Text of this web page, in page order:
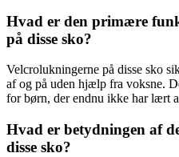
Hvad er den primære
på disse sko?
Velcrolukningerne på disse sko
af og på uden hjælp fra voksne.
for børn, der endnu ikke har lært
Hvad er betydningen af
disse sko?